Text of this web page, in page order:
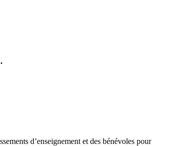
d’enseignement et des bénévoles pour